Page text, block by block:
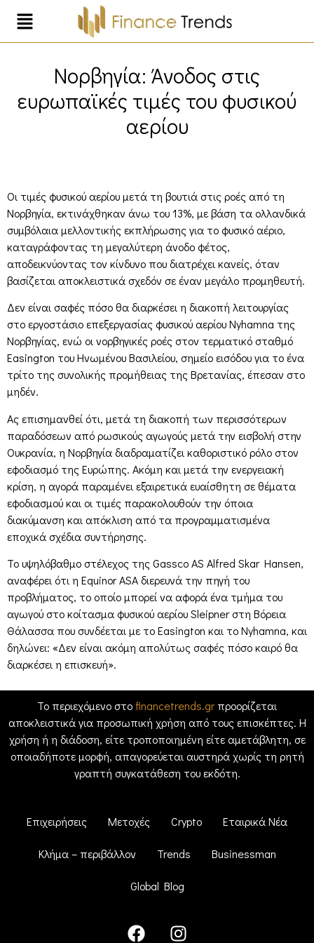
Νορβηγία: Άνοδος στις
ευρωπαϊκές τιμές του φυσικού
αερίου
Οι τιμές φυσικού αερίου μετά τη βουτιά στις ροές από τη
Νορβηγία, εκτινάχθηκαν άνω του 13%, με βάση τα ολλανδικά
συμβόλαια μελλοντικής εκπλήρωσης για το φυσικό αέριο,
καταγράφοντας τη μεγαλύτερη άνοδο φέτος,
αποδεικνύοντας τον κίνδυνο που διατρέχει κανείς, όταν
βασίζεται αποκλειστικά σχεδόν σε έναν μεγάλο προμηθευτή.
Δεν είναι σαφές πόσο θα διαρκέσει η διακοπή λειτουργίας
στο εργοστάσιο επεξεργασίας φυσικού αερίου Nyhamna της
Νορβηγίας, ενώ οι νορβηγικές ροές στον τερματικό σταθμό
Easington του Ηνωμένου Βασιλείου, σημείο εισόδου για το ένα
τρίτο της συνολικής προμήθειας της Βρετανίας, έπεσαν στο
μηδέν.
Ας επισημανθεί ότι, μετά τη διακοπή των περισσότερων
παραδόσεων από ρωσικούς αγωγούς μετά την εισβολή στην
Ουκρανία, η Νορβηγία διαδραματίζει καθοριστικό ρόλο στον
εφοδιασμό της Ευρώπης. Ακόμη και μετά την ενεργειακή
κρίση, η αγορά παραμένει εξαιρετικά ευαίσθητη σε θέματα
εφοδιασμού και οι τιμές παρακολουθούν την όποια
διακύμανση και απόκλιση από τα προγραμματισμένα
εποχικά σχέδια συντήρησης.
Το υψηλόβαθμο στέλεχος της Gassco AS Alfred Skar Hansen,
αναφέρει ότι η Equinor ASA διερευνά την πηγή του
προβλήματος, το οποίο μπορεί να αφορά ένα τμήμα του
αγωγού στο κοίτασμα φυσικού αερίου Sleipner στη Βόρεια
Θάλασσα που συνδέεται με το Easington και το Nyhamna, και
δηλώνει: «Δεν είναι ακόμη απολύτως σαφές πόσο καιρό θα
διαρκέσει η επισκευή».
Το περιεχόμενο στο financetrends.grπροορίζεται
αποκλειστικά για προσωπική χρήση από τους επισκέπτες. Η
χρήση ή η διάδοση, είτε τροποποιημένη είτε αμετάβλητη, σε
οποιαδήποτε μορφή, απαγορεύεται αυστηρά χωρίς τη ρητή
γραπτή συγκατάθεση του εκδότη.
Επιχειρήσεις Μετοχές Crypto Εταιρικά Νέα
Κλήμα – περιβάλλον Trends Businessman
Global Blog